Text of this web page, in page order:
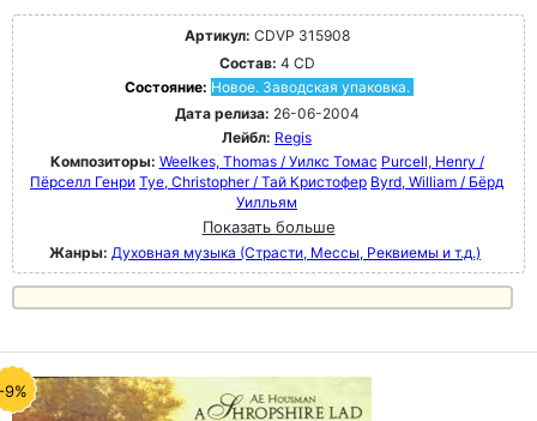
Артикул: CDVP 315908
Состав: 4 CD
Состояние: Новое. Заводская упаковка.
Дата релиза: 26-06-2004
Лейбл: Regis
Композиторы: Weelkes, Thomas / Уилкс Томас Purcell, Henry /
Пёрселл Генри Tye, Christopher / Тай Кристофер Byrd, William / Бёрд
Уилльям
Показать больше
Жанры: Духовная музыка (Страсти, Мессы, Реквиемы и т.д.)
9%